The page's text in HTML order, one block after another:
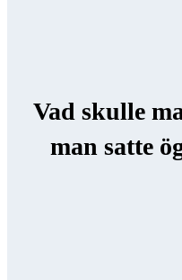
Vad skulle
man satte